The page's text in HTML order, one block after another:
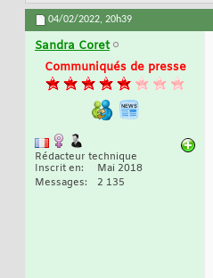
04/02/2022, 20h39
Sandra Coret
Communiqués de presse
Rédacteur technique
Inscrit en
Mai 2018
Messages
2 135